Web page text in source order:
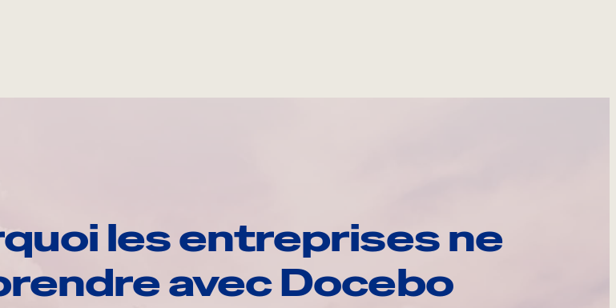
les entreprises ne
avec Docebo